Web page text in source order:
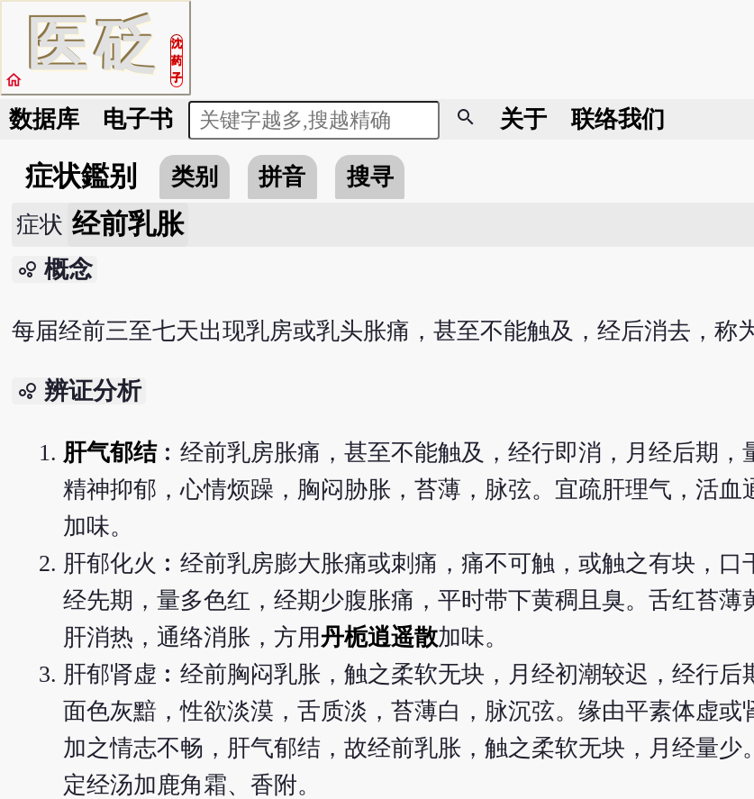
医砭
沈
药
子
home
数据库 电子书 search 关于 联络我们
症状鑑别 类别 拼音 搜寻
症状 经前乳胀
bubble_chart 概念
每届经前三至七天出现乳房或乳头胀痛，甚至不能触及，经后消去，称
bubble_chart 辨证分析
肝气郁结︰经前乳房胀痛，甚至不能触及，经行即消，月经后期，
精神抑郁，心情烦躁，胸闷胁胀，苔薄，脉弦。宜疏肝理气，活血
加味。
肝郁化火︰经前乳房膨大胀痛或刺痛，痛不可触，或触之有块，口
经先期，量多色红，经期少腹胀痛，平时带下黄稠且臭。舌红苔薄
肝消热，通络消胀，方用丹栀逍遥散加味。
肝郁肾虚︰经前胸闷乳胀，触之柔软无块，月经初潮较迟，经行后
面色灰黯，性欲淡漠，舌质淡，苔薄白，脉沉弦。缘由平素体虚或
加之情志不畅，肝气郁结，故经前乳胀，触之柔软无块，月经量少
定经汤加鹿角霜、香附。